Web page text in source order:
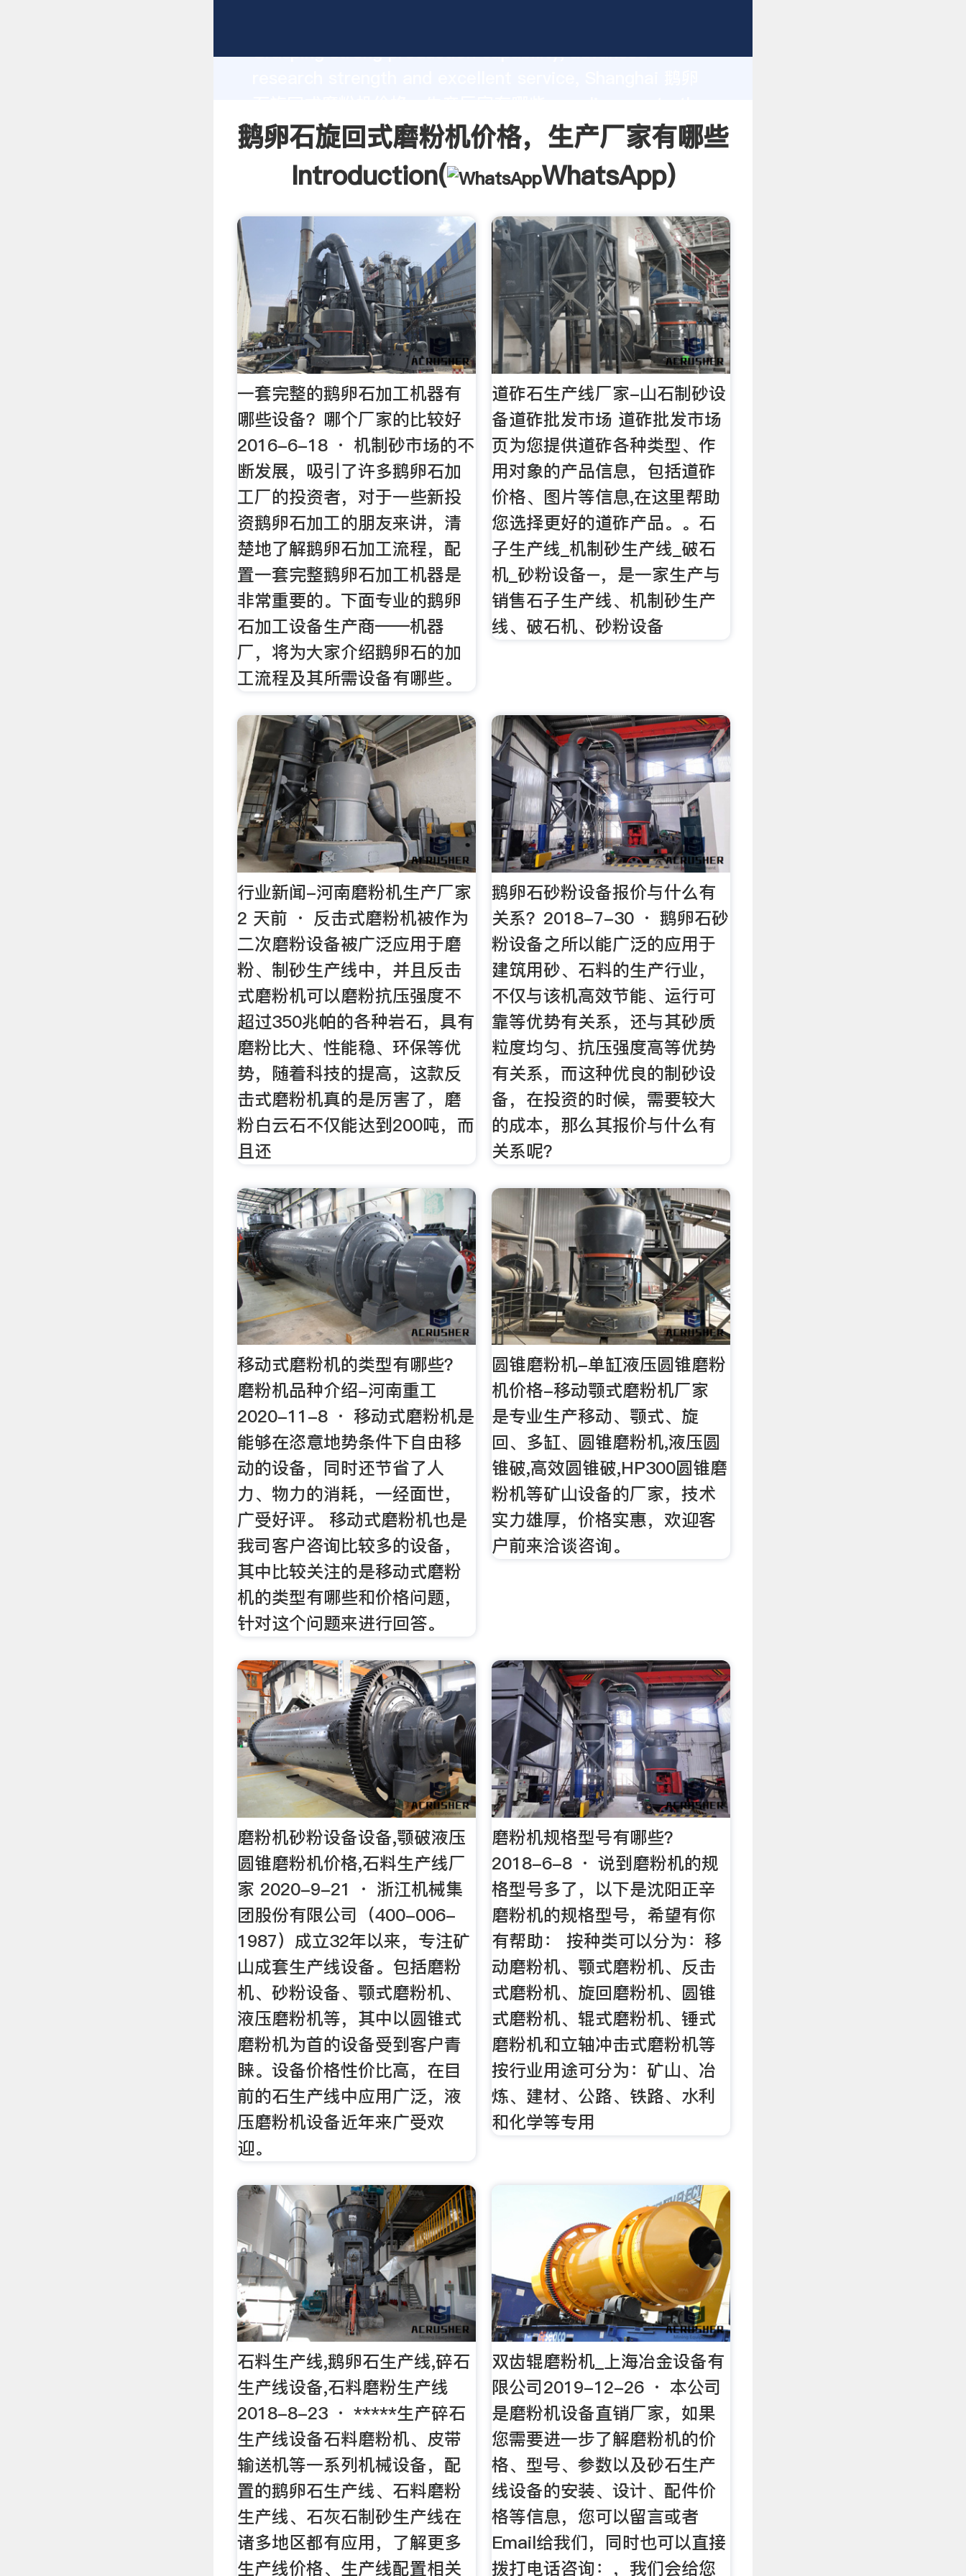
Grasping strong production capability, advanced
value and bring values to all of customers.
鹅卵石旋回式磨粉机价格，生产厂家有哪些
Introduction(
WhatsApp)
一套完整的鹅卵石加工机器有
哪些设备？哪个厂家的比较好
2016-6-18 · 机制砂市场的不
断发展，吸引了许多鹅卵石加
工厂的投资者，对于一些新投
资鹅卵石加工的朋友来讲，清
楚地了解鹅卵石加工流程，配
置一套完整鹅卵石加工机器是
非常重要的。下面专业的鹅卵
石加工设备生产商——机器
厂，将为大家介绍鹅卵石的加
工流程及其所需设备有哪些。
道砟石生产线厂家-山石制砂设
备道砟批发市场 道砟批发市场
页为您提供道砟各种类型、作
用对象的产品信息，包括道砟
价格、图片等信息,在这里帮助
您选择更好的道砟产品。。石
子生产线_机制砂生产线_破石
机_砂粉设备–，是一家生产与
销售石子生产线、机制砂生产
线、破石机、砂粉设备
行业新闻-河南磨粉机生产厂家
2 天前 · 反击式磨粉机被作为
二次磨粉设备被广泛应用于磨
粉、制砂生产线中，并且反击
式磨粉机可以磨粉抗压强度不
超过350兆帕的各种岩石，具有
磨粉比大、性能稳、环保等优
势，随着科技的提高，这款反
击式磨粉机真的是厉害了，磨
粉白云石不仅能达到200吨，而
且还
鹅卵石砂粉设备报价与什么有
关系？2018-7-30 · 鹅卵石砂
粉设备之所以能广泛的应用于
建筑用砂、石料的生产行业，
不仅与该机高效节能、运行可
靠等优势有关系，还与其砂质
粒度均匀、抗压强度高等优势
有关系，而这种优良的制砂设
备，在投资的时候，需要较大
的成本，那么其报价与什么有
关系呢？
移动式磨粉机的类型有哪些？
磨粉机品种介绍-河南重工
2020-11-8 · 移动式磨粉机是
能够在恣意地势条件下自由移
动的设备，同时还节省了人
力、物力的消耗，一经面世，
广受好评。 移动式磨粉机也是
我司客户咨询比较多的设备，
其中比较关注的是移动式磨粉
机的类型有哪些和价格问题，
针对这个问题来进行回答。
圆锥磨粉机-单缸液压圆锥磨粉
机价格-移动颚式磨粉机厂家
是专业生产移动、颚式、旋
回、多缸、圆锥磨粉机,液压圆
锥破,高效圆锥破,HP300圆锥磨
粉机等矿山设备的厂家，技术
实力雄厚，价格实惠，欢迎客
户前来洽谈咨询。
磨粉机砂粉设备设备,颚破液压
圆锥磨粉机价格,石料生产线厂
家 2020-9-21 · 浙江机械集
团股份有限公司（400-006-
1987）成立32年以来，专注矿
山成套生产线设备。包括磨粉
机、砂粉设备、颚式磨粉机、
液压磨粉机等，其中以圆锥式
磨粉机为首的设备受到客户青
睐。设备价格性价比高，在目
前的石生产线中应用广泛，液
压磨粉机设备近年来广受欢
迎。
磨粉机规格型号有哪些？
2018-6-8 · 说到磨粉机的规
格型号多了，以下是沈阳正辛
磨粉机的规格型号，希望有你
有帮助： 按种类可以分为：移
动磨粉机、颚式磨粉机、反击
式磨粉机、旋回磨粉机、圆锥
式磨粉机、辊式磨粉机、锤式
磨粉机和立轴冲击式磨粉机等
按行业用途可分为：矿山、冶
炼、建材、公路、铁路、水利
和化学等专用
石料生产线,鹅卵石生产线,碎石
生产线设备,石料磨粉生产线
2018-8-23 · *****生产碎石
生产线设备石料磨粉机、皮带
输送机等一系列机械设备，配
置的鹅卵石生产线、石料磨粉
生产线、石灰石制砂生产线在
诸多地区都有应用，了解更多
生产线价格、生产线配置相关
双齿辊磨粉机_上海冶金设备有
限公司2019-12-26 · 本公司
是磨粉机设备直销厂家，如果
您需要进一步了解磨粉机的价
格、型号、参数以及砂石生产
线设备的安装、设计、配件价
格等信息，您可以留言或者
Email给我们，同时也可以直接
拨打电话咨询：，我们会给您